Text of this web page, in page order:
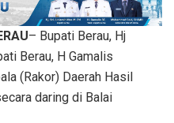
– Bupati Berau, Hj
Berau, H Gamalis
(Rakor) Daerah Hasil
daring di Balai